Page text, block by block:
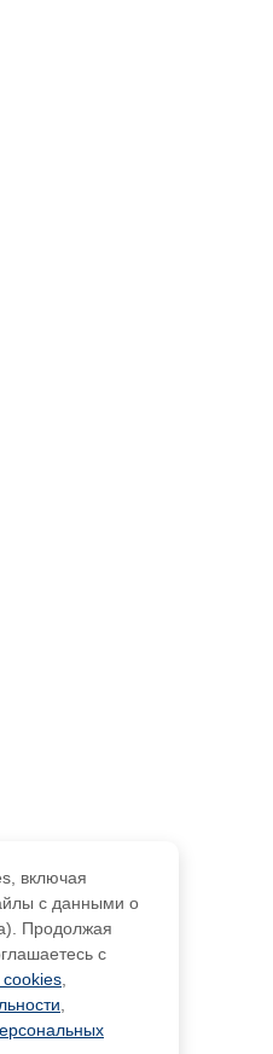
включая
с данными о
Продолжая
с
cookies